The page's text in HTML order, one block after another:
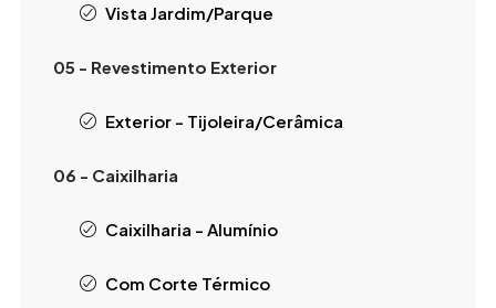
Vista Jardim/Parque
05 - Revestimento Exterior
Exterior - Tijoleira/Cerâmica
06 - Caixilharia
Caixilharia - Alumínio
Com Corte Térmico